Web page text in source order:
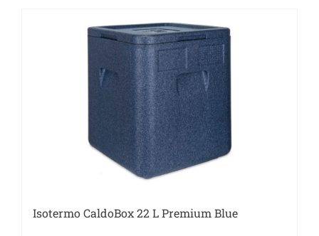
Isotermo CaldoBox 22 L Premium Blue